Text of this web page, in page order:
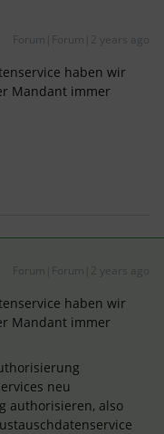
Forum|Forum|2 years ago
haben wir
Mandant immer
haben wir
Mandant immer
neu
authorisieren, also